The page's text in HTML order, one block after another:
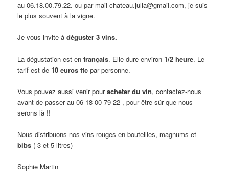
au 06.18.00.79.22. ou par mail chateau.julia@gmail.com, je suis
le plus souvent à la vigne.
Je vous invite àdéguster 3 vins.
La dégustation est enfrançais. Elle dure environ1/2 heure. Le
tarif est de10 euros ttcpar personne.
Vous pouvez aussi venir pouracheter du vin, contactez-nous
avant de passer au 06 18 00 79 22 , pour être sûr que nous
serons là !!
Nous distribuons nos vins rouges en bouteilles, magnums et
bibs ( 3 et 5 litres)
Sophie Martin